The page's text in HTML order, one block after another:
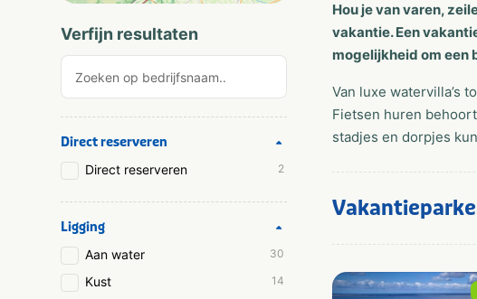
Verfijn resultaten
Direct reserveren
Direct reserveren 2
Ligging
Aan water 30
Kust 14
Hou je van varen,
vakantie. Een
mogelijkheid om een
Van luxe watervilla’s
Fietsen huren
stadjes en dorpjes